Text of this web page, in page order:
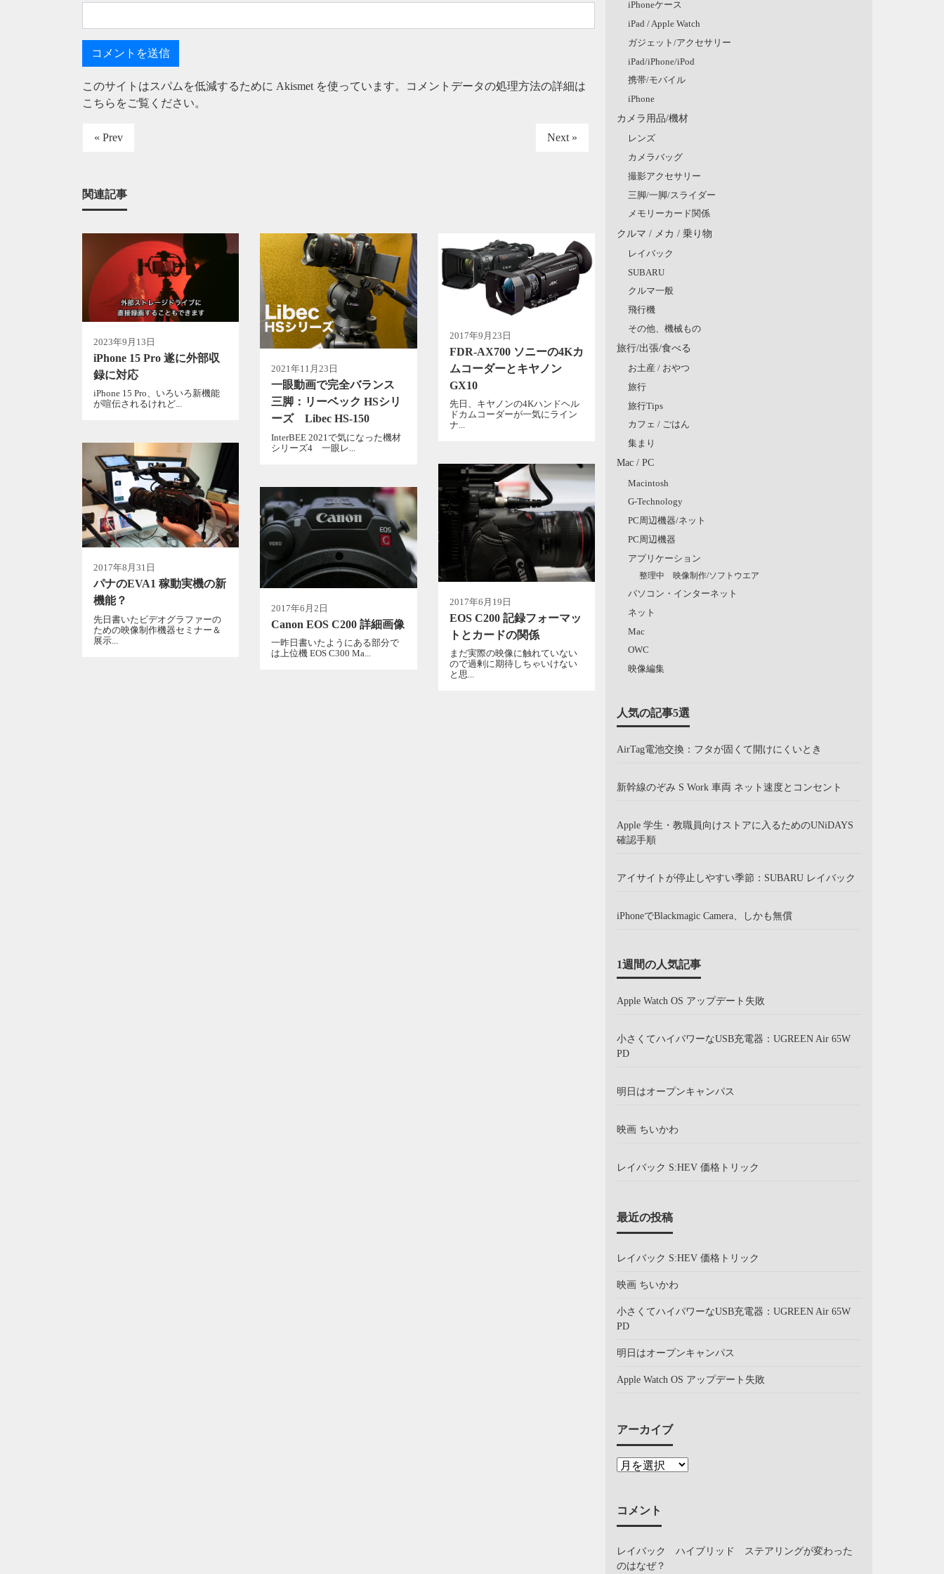
このサイトはスパムを低減するために Akismet を使っています。
コメントデータの処理方法の詳細は
こちらをご覧ください。
« Prev Next »
関連記事
2023年9月13日
iPhone 15 Pro 遂に外部収
録に対応
iPhone 15 Pro、いろいろ新機能
が喧伝されるけれど...
2021年11月23日
一眼動画で完全バランス
三脚：リーベック HSシリ
ーズ Libec HS-150
InterBEE 2021で気になった機材
シリーズ4 一眼レ...
2017年9月23日
FDR-AX700 ソニーの4Kカ
ムコーダーとキヤノン
GX10
先日、キヤノンの4Kハンドヘル
ドカムコーダーが一気にライン
ナ...
2017年8月31日
パナのEVA1 稼動実機の新
機能？
先日書いたビデオグラファーの
ための映像制作機器セミナー＆
展示...
2017年6月19日
EOS C200 記録フォーマッ
トとカードの関係
まだ実際の映像に触れていない
ので過剰に期待しちゃいけない
と思...
2017年6月2日
Canon EOS C200 詳細画像
一昨日書いたようにある部分で
は上位機 EOS C300 Ma...
iPhoneケース
iPad / Apple Watch
ガジェット/アクセサリー
iPad/iPhone/iPod
携帯/モバイル
iPhone
カメラ用品/機材
レンズ
カメラバッグ
撮影アクセサリー
三脚/一脚/スライダー
メモリーカード関係
クルマ / メカ / 乗り物
レイバック
SUBARU
クルマ一般
飛行機
その他、機械もの
旅行/出張/食べる
お土産 / おやつ
旅行
旅行Tips
カフェ / ごはん
集まり
Mac / PC
Macintosh
G-Technology
PC周辺機器/ネット
PC周辺機器
アプリケーション
整理中 映像制作/ソフトウエア
パソコン・インターネット
ネット
Mac
OWC
映像編集
人気の記事5選
AirTag電池交換：フタが固くて開けにくいとき
新幹線のぞみ S Work 車両 ネット速度とコンセント
Apple 学生・教職員向けストアに入るためのUNiDAYS
確認手順
アイサイトが停止しやすい季節：SUBARU レイバック
iPhoneでBlackmagic Camera、しかも無償
1週間の人気記事
Apple Watch OS アップデート失敗
小さくてハイパワーなUSB充電器：UGREEN Air 65W
PD
明日はオープンキャンパス
映画 ちいかわ
レイバック S:HEV 価格トリック
最近の投稿
レイバック S:HEV 価格トリック
映画 ちいかわ
小さくてハイパワーなUSB充電器：UGREEN Air 65W
PD
明日はオープンキャンパス
Apple Watch OS アップデート失敗
アーカイブ
コメント
レイバック ハイブリッド ステアリングが変わった
のはなぜ？